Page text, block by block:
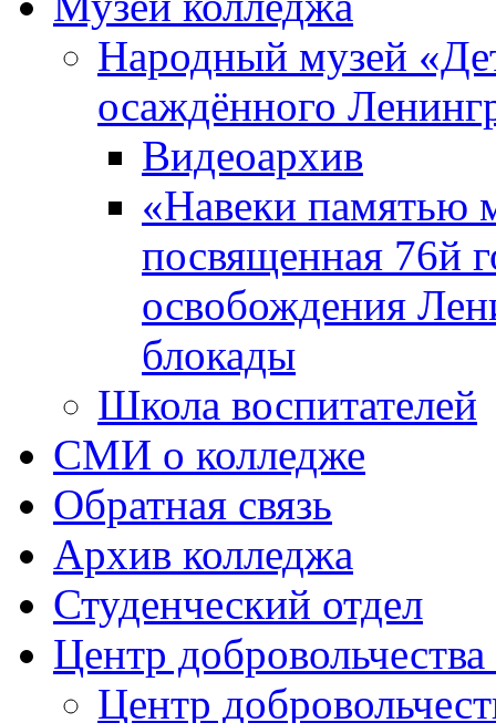
Народный музей
осаждённого
Видеоархив
«Навеки памятью
посвященная 76й
освобождения
блокады
Школа воспитателей
СМИ о колледже
Обратная связь
Архив колледжа
Студенческий отдел
Центр
Центр